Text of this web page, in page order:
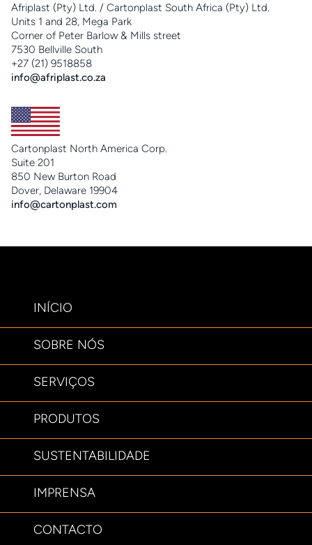
Afriplast (Pty) Ltd. / Cartonplast South Africa (Pty) Ltd.
Units 1 and 28, Mega Park
Corner of Peter Barlow & Mills street
7530 Bellville South
+27 (21) 9518858
info@afriplast.co.za
Cartonplast North America Corp.
Suite 201
850 New Burton Road
Dover, Delaware 19904
info@cartonplast.com
INÍCIO
SOBRE NÓS
SERVIÇOS
PRODUTOS
SUSTENTABILIDADE
IMPRENSA
CONTACTO